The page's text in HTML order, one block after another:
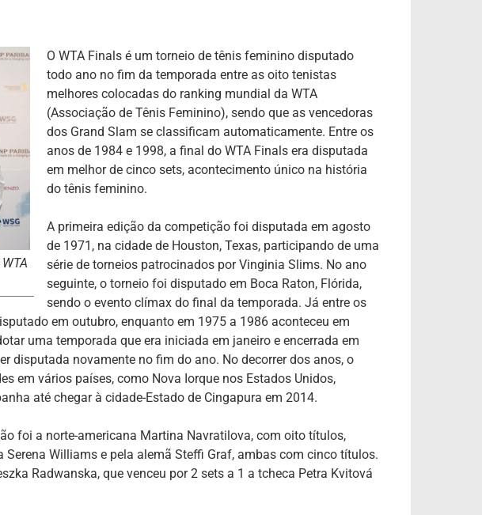
O WTA Finals é um torneio de tênis feminino disputado
todo ano no fim da temporada entre as oito tenistas
melhores colocadas do ranking mundial da WTA
(Associação de Tênis Feminino), sendo que as vencedoras
dos Grand Slam se classificam automaticamente. Entre os
anos de 1984 e 1998, a final do WTA Finals era disputada
em melhor de cinco sets, acontecimento único na história
do tênis feminino.
A primeira edição da competição foi disputada em agosto
de 1971, na cidade de Houston, Texas, participando de uma
série de torneios patrocinados por Vinginia Slims. No ano
seguinte, o torneio foi disputado em Boca Raton, Flórida,
sendo o evento clímax do final da temporada. Já entre os
em outubro, enquanto em 1975 a 1986 aconteceu em
uma temporada que era iniciada em janeiro e encerrada em
disputada novamente no fim do ano. No decorrer dos anos, o
em vários países, como Nova Iorque nos Estados Unidos,
até chegar à cidade-Estado de Cingapura em 2014.
foi a norte-americana Martina Navratilova, com oito títulos,
Williams e pela alemã Steffi Graf, ambas com cinco títulos.
Radwanska, que venceu por 2 sets a 1 a tcheca Petra Kvitová